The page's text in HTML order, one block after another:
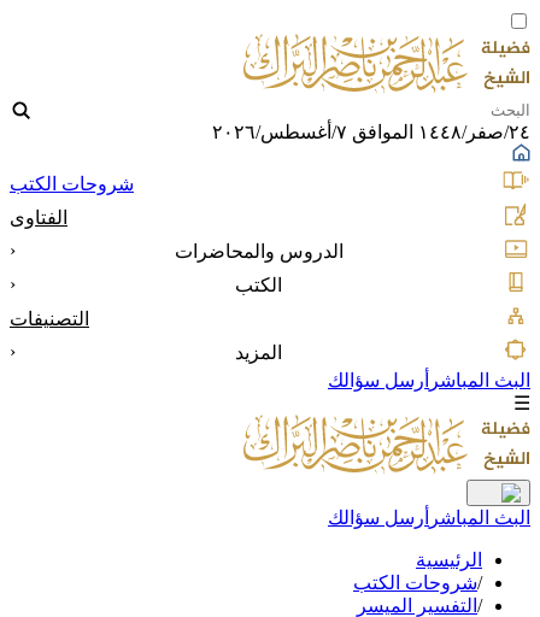
٢٤/صفر/١٤٤٨ الموافق ٧/أغسطس/٢٠٢٦
شروحات الكتب
الفتاوى
الدروس والمحاضرات
‹
الكتب
‹
التصنيفات
المزيد
‹
البث المباشر أرسل سؤالك
☰
البث المباشر أرسل سؤالك
الرئيسية
/شروحات الكتب
/ التفسير الميسر